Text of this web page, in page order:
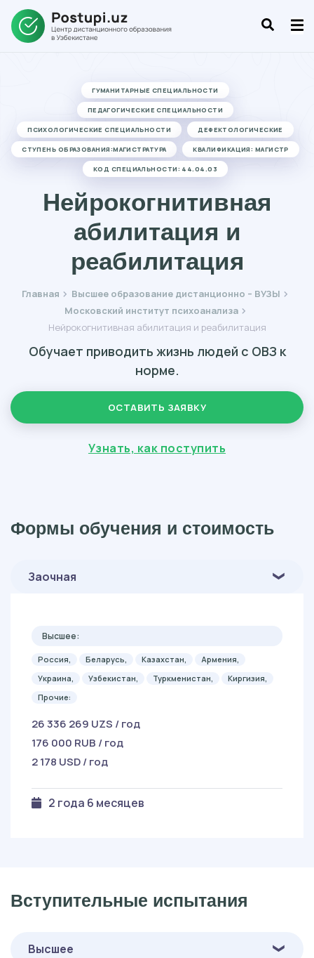
ГУМАНИТАРНЫЕ СПЕЦИАЛЬНОСТИ
ПЕДАГОГИЧЕСКИЕ СПЕЦИАЛЬНОСТИ
ПСИХОЛОГИЧЕСКИЕ СПЕЦИАЛЬНОСТИ ДЕФЕКТОЛОГИЧЕСКИЕ
СТУПЕНЬ ОБРАЗОВАНИЯ:МАГИСТРАТУРА КВАЛИФИКАЦИЯ: МАГИСТР
КОД СПЕЦИАЛЬНОСТИ: 44.04.03
Нейрокогнитивная
абилитация и
реабилитация
Главная
Высшее образование дистанционно – ВУЗЫ
Московский институт психоанализа
Нейрокогнитивная абилитация и реабилитация
Обучает приводить жизнь людей с ОВЗ к
норме.
ОСТАВИТЬ ЗАЯВКУ
Узнать, как поступить
Формы обучения и стоимость
Заочная
Высшее:
Россия, Беларусь, Казахстан,
Армения,
Украина,
Узбекистан, Туркменистан,
Киргизия,
Прочие:
26 336 269 UZS / год
176 000 RUB / год
2 178 USD / год
2 года 6 месяцев
Вступительные испытания
Высшее